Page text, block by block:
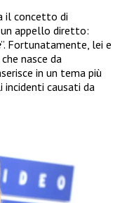
il concetto di
appello diretto:
”. Fortunatamente, lei e
nasce da
in un tema più
causati da